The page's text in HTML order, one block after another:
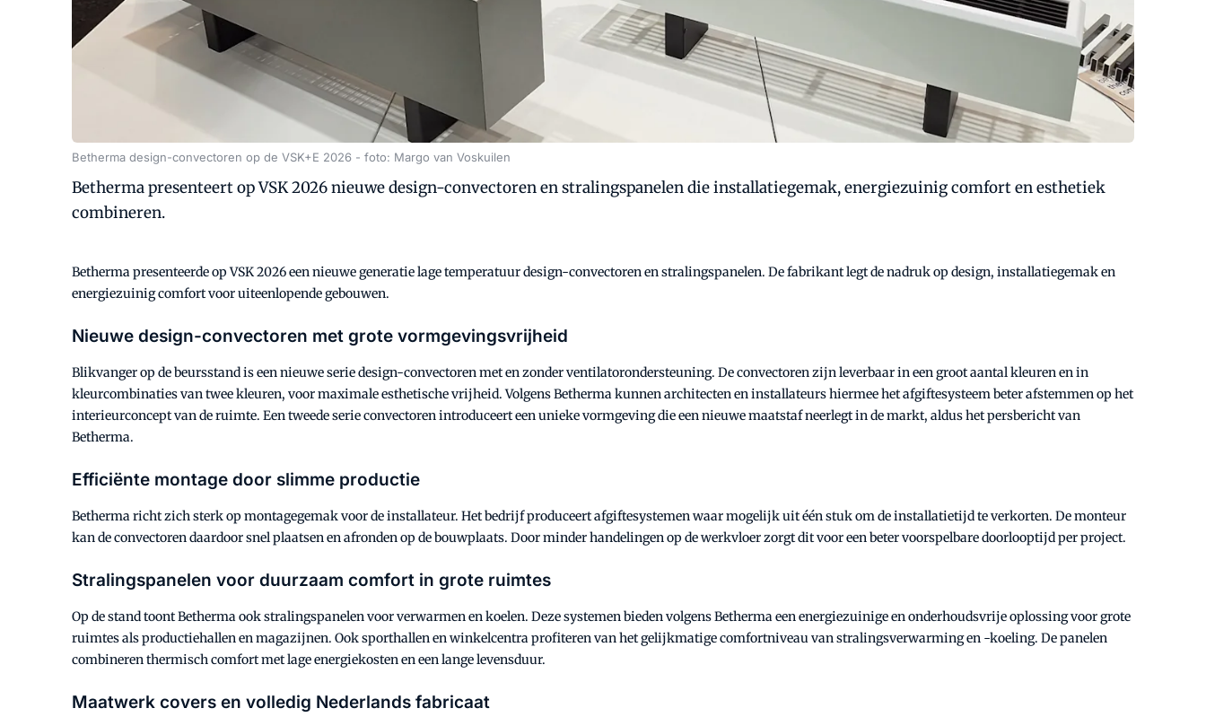
Betherma design-convectoren op de VSK+E 2026 - foto: Margo van Voskuilen
Betherma presenteert op VSK 2026 nieuwe design-convectoren en stralingspanelen die installatiegemak, energiezuinig comfort en esthetiek
combineren.
Betherma presenteerde op VSK 2026 een nieuwe generatie lage temperatuur design-convectoren en stralingspanelen. De fabrikant legt de nadruk op design, installatiegemak en
energiezuinig comfort voor uiteenlopende gebouwen.
Nieuwe design-convectoren met grote vormgevingsvrijheid
Blikvanger op de beursstand is een nieuwe serie design-convectoren met en zonder ventilatorondersteuning. De convectoren zijn leverbaar in een groot aantal kleuren en in
kleurcombinaties van twee kleuren, voor maximale esthetische vrijheid. Volgens Betherma kunnen architecten en installateurs hiermee het afgiftesysteem beter afstemmen op het
interieurconcept van de ruimte. Een tweede serie convectoren introduceert een unieke vormgeving die een nieuwe maatstaf neerlegt in de markt, aldus het persbericht van
Betherma.
Efficiënte montage door slimme productie
Betherma richt zich sterk op montagegemak voor de installateur. Het bedrijf produceert afgiftesystemen waar mogelijk uit één stuk om de installatietijd te verkorten. De monteur
kan de convectoren daardoor snel plaatsen en afronden op de bouwplaats. Door minder handelingen op de werkvloer zorgt dit voor een beter voorspelbare doorlooptijd per project.
Stralingspanelen voor duurzaam comfort in grote ruimtes
Op de stand toont Betherma ook stralingspanelen voor verwarmen en koelen. Deze systemen bieden volgens Betherma een energiezuinige en onderhoudsvrije oplossing voor grote
ruimtes als productiehallen en magazijnen. Ook sporthallen en winkelcentra profiteren van het gelijkmatige comfortniveau van stralingsverwarming en -koeling. De panelen
combineren thermisch comfort met lage energiekosten en een lange levensduur.
Maatwerk covers en volledig Nederlands fabricaat